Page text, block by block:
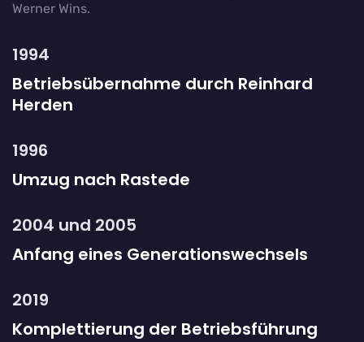
Werner Wins.
1994
Betriebsübernahme durch Reinhard
Herden
1996
Umzug nach Rastede
2004 und 2005
Anfang eines Generationswechsels
2019
Komplettierung der Betriebsführung